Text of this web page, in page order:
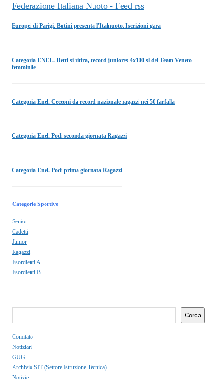
Federazione Italiana Nuoto - Feed rss
Europei di Parigi. Butini presenta l'Italnuoto. Iscrizioni gara
Categoria ENEL. Detti si ritira, record juniores 4x100 sl del Team Veneto
femminile
Categoria Enel. Cecconi da record nazionale ragazzi nei 50 farfalla
Categoria Enel. Podi seconda giornata Ragazzi
Categoria Enel. Podi prima giornata Ragazzi
Categorie Sportive
Senior
Cadetti
Junior
Ragazzi
Esordienti A
Esordienti B
Cerca
Comitato
Notiziari
GUG
Archivio SIT (Settore Istruzione Tecnica)